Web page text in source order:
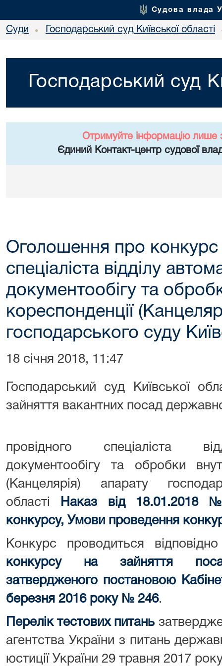
Судова влада
Суди • Господарський суд Київської області
Господарський суд
Отримуйте інформацію лише
Єдиний Контакт-центр судової
Оголошення про конкурс
спеціаліста відділу
документообігу та
кореспонденції
господарського суду
18 січня 2018, 11:47
Господарський суд Київської
зайняття вакантних посад
провідного спеціаліста
документообігу та обробки
(Канцелярія) апарату
області
Наказ від 18.01.2018
конкурсу, Умови проведення
Конкурс проводиться
конкурсу на зайняття
затвердженого постановою
березня 2016 року № 246.
Перелік тестових питань
агентства України з питань
юстиції України 29 травня 2017